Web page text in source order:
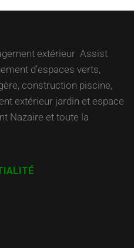
extérieur Assist
d’espaces verts,
construction piscine,
extérieur jardin et espace
Nazaire et toute la